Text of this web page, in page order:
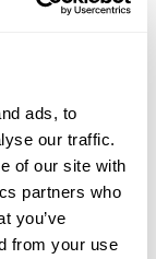
ads, to
our traffic.
of our site with
partners who
you’ve
from your use
již